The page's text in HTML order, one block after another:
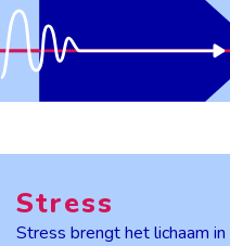
Stress
Stress brengt het lichaam